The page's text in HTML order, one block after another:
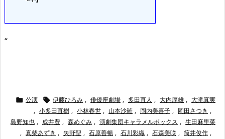
“
 公演  伊藤ひろみ , 俳優座劇場 , 多田直人 , 大内厚雄 , 大滝真実
, 小多田直樹 , 小林春世 , 山本沙羅 , 岡内美喜子 , 岡田さつき ,
島野知也 , 成井豊 , 森めぐみ , 演劇集団キャラメルボックス , 生田麻里菜
, 真柴あずき , 矢野聖 , 石原善暢 , 石川彩織 , 石森美咲 , 筒井俊作 ,